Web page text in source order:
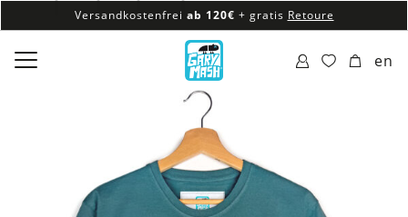
Versandkostenfrei ab 120€ + gratis Retoure
100% veganes & fair produziertes Sortiment
Versandkostenfrei ab 120€
en